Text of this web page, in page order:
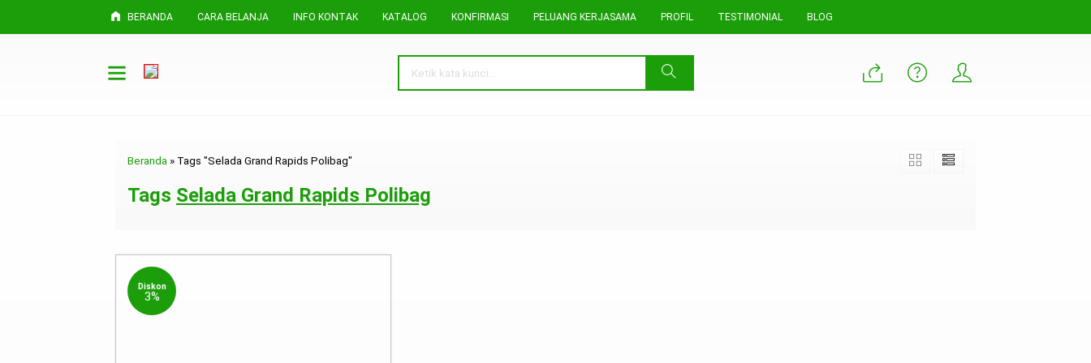
BERANDA CARA BELANJA INFO KONTAK KATALOG KONFIRMASI PELUANG KERJASAMA PROFIL TESTIMONIAL BLOG
Beranda » Tags "Selada Grand Rapids Polibag"
Tags Selada Grand Rapids Polibag
Diskon
3%